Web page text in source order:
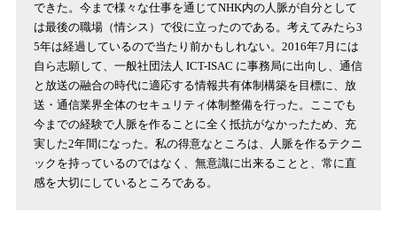
できた。今まで様々な仕事を通じてNHK内の人脈が自分として
は最後の職場（情シス）で役に立ったのである。考えてみたら3
5年は経過しているので当たり前かもしれない。2016年7月には
自ら志願して、一般社団法人 ICT-ISAC に事務局に出向し、通信
と放送の融合の時代に適応する情報共有体制構築を目標に、放
送・通信業界全体のセキュリティ体制整備を行った。ここでも
今までの経験で人脈を作ることに全く抵抗がなかったため、充
実した2年間になった。私の得意なところは、人脈を作るテクニ
ックを持っているのではなく、無意識に出来ることと、常に直
感を大切にしているところである。